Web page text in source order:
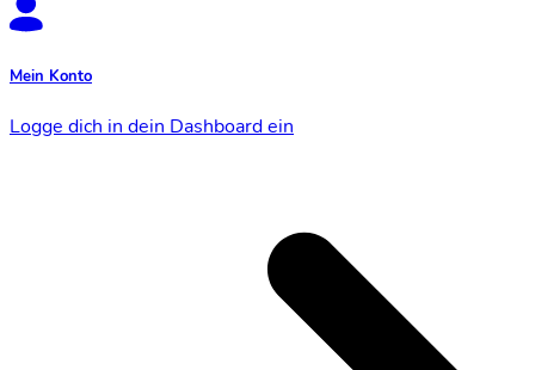
Mein Konto
Logge dich in dein Dashboard ein